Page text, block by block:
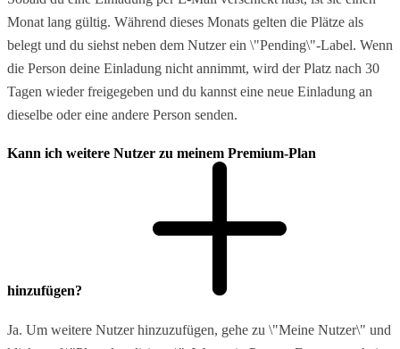
Monat lang gültig. Während dieses Monats gelten die Plätze als
belegt und du siehst neben dem Nutzer ein \"Pending\"-Label. Wenn
die Person deine Einladung nicht annimmt, wird der Platz nach 30
Tagen wieder freigegeben und du kannst eine neue Einladung an
dieselbe oder eine andere Person senden.
Kann ich weitere Nutzer zu meinem Premium-Plan
hinzufügen?
Ja. Um weitere Nutzer hinzuzufügen, gehe zu \"Meine Nutzer\" und